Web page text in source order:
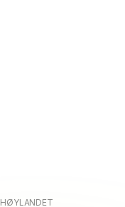
HØYLANDET